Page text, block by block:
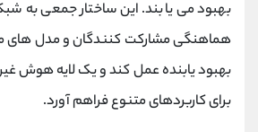
بهبود می ‌یابند. این ساختار جمعی به
هماهنگی مشارکت‌ کنندگان و مدل‌ های
بهبود یابنده عمل کند و یک لایه هوش
برای کاربردهای متنوع فراهم آورد.